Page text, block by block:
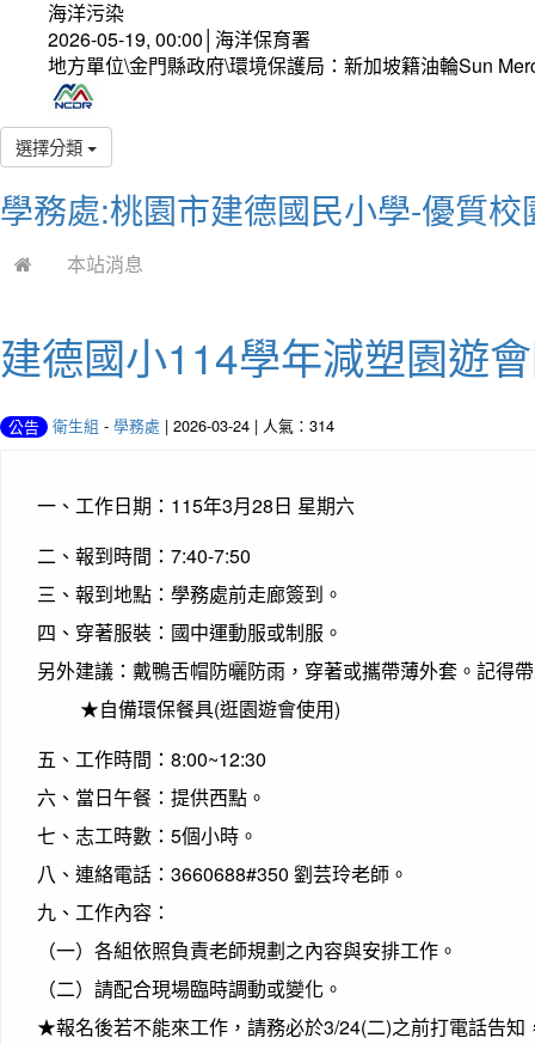
海洋污染
2026-05-19, 00:00│海洋保育署
地方單位\金門縣政府\環境保護局：新加坡籍油輪Sun
選擇分類
學務處:桃園市建德國民小學-優質校
本站消息
建德國小114學年減塑園遊
公告 衛生組 - 學務處 | 2026-03-24 | 人氣：314
一、工作日期：115年3月28日 星期六
二、報到時間：7:40-7:50
三、報到地點：學務處前走廊簽到。
四、穿著服裝：國中運動服或制服。
另外建議：戴鴨舌帽防曬防雨，穿著或攜帶薄外套。記得
★自備環保餐具(逛園遊會使用)
五、工作時間：8:00~12:30
六、當日午餐：提供西點。
七、志工時數：5個小時。
八、連絡電話：3660688#350 劉芸玲老師。
九、工作內容：
（一）各組依照負責老師規劃之內容與安排工作。
（二）請配合現場臨時調動或變化。
★報名後若不能來工作，請務必於3/24(二)之前打電話告